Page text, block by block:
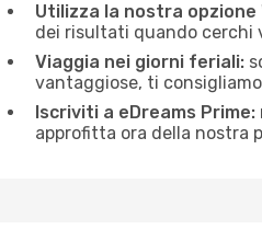
Utilizza la nostra
dei risultati quando cerchi
Viaggia nei giorni feriali:
vantaggiose, ti
Iscriviti a eDreams Prime:
approfitta ora della nostra